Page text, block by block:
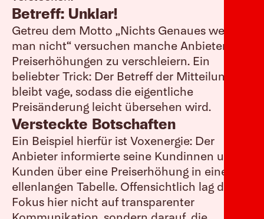
Betreff: Unklar!
Getreu dem Motto „Nichts Genaues weiß
man nicht“ versuchen manche Anbieter, ihre
Preiserhöhungen zu verschleiern. Ein
beliebter Trick: Der Betreff der Mitteilung
bleibt vage, sodass die eigentliche
Preisänderung leicht übersehen wird.
Versteckte Botschaften
Ein Beispiel hierfür ist Voxenergie: Der
Anbieter informierte seine Kundinnen und
Kunden über eine Preiserhöhung in einer
ellenlangen Tabelle. Offensichtlich lag der
Fokus hier nicht auf transparenter